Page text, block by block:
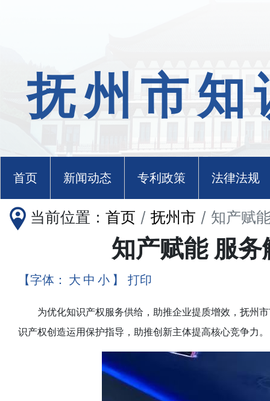
抚州市
首页 新闻动态 专利政策 法律法规
当前位置： 首页 抚州市 知产赋
知产赋能 服
【字体： 大 中 小 】 打印
为优化知识产权服务供给，助推企业提质增效，抚州
识产权创造运用保护指导，助推创新主体提高核心竞争力。